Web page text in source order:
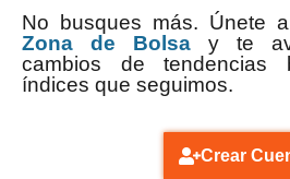
No busques más. Únete
Zona de Bolsa y te
cambios de tendencias
índices que seguimos.
Crear